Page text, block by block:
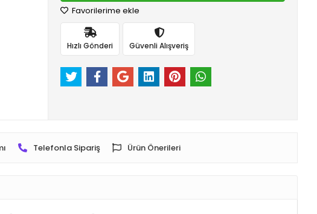
Favorilerime ekle
Hızlı Gönderi Güvenli Alışveriş
Telefonla Sipariş Ürün Önerileri